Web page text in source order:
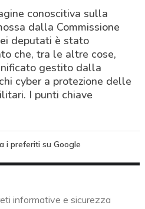
conoscitiva sulla
dalla Commissione
deputati è stato
che, tra le altre cose,
gestito dalla
cyber a protezione delle
I punti chiave
i preferiti su Google
informative e sicurezza